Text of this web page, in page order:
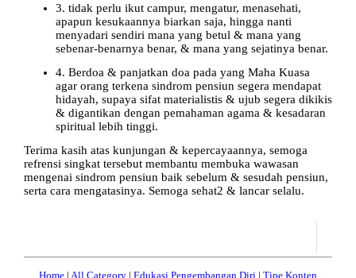
3. tidak perlu ikut campur, mengatur, menasehati,
apapun kesukaannya biarkan saja, hingga nanti
menyadari sendiri mana yang betul & mana yang
sebenar-benarnya benar, & mana yang sejatinya benar.
4. Berdoa & panjatkan doa pada yang Maha Kuasa
agar orang terkena sindrom pensiun segera mendapat
hidayah, supaya sifat materialistis & ujub segera dikikis
& digantikan dengan pemahaman agama & kesadaran
spiritual lebih tinggi.
Terima kasih atas kunjungan & kepercayaannya, semoga
refrensi singkat tersebut membantu membuka wawasan
mengenai sindrom pensiun baik sebelum & sesudah pensiun,
serta cara mengatasinya. Semoga sehat2 & lancar selalu.
Home | All Category | Edukasi Pengembangan Diri | Tipe Konten